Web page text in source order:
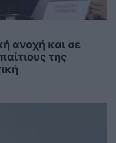
ανοχή και σε
της